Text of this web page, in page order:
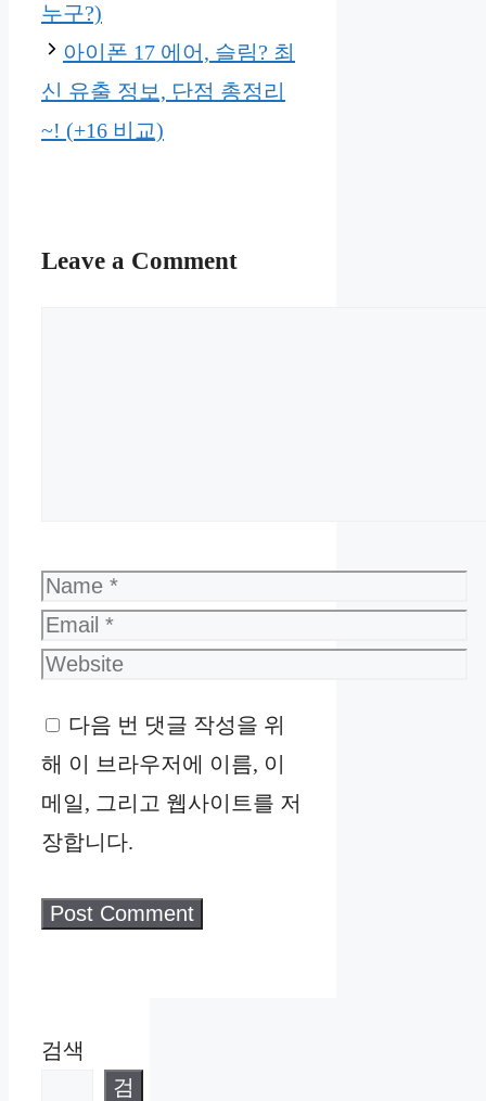
누구?)
아이폰 17 에어, 슬림? 최
신 유출 정보, 단점 총정리
~! (+16 비교)
Leave a Comment
Name
Email
Website
다음 번 댓글 작성을 위
해 이 브라우저에 이름, 이
메일, 그리고 웹사이트를 저
장합니다.
검색
검